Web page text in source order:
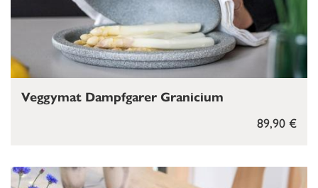
89,90 €
Veggymat Dampfgarer Granicium